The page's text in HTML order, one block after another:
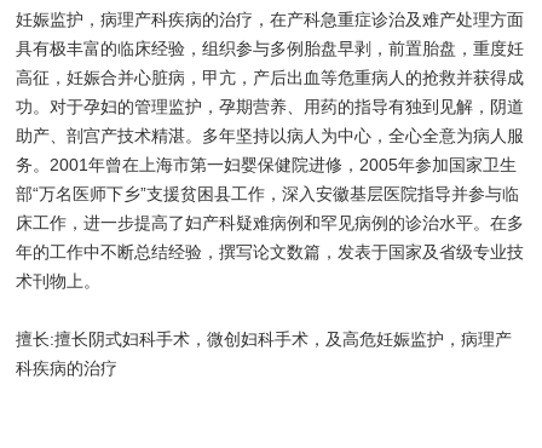
妊娠监护，病理产科疾病的治疗，在产科急重症诊治及难产处理方面
具有极丰富的临床经验，组织参与多例胎盘早剥，前置胎盘，重度妊
高征，妊娠合并心脏病，甲亢，产后出血等危重病人的抢救并获得成
功。对于孕妇的管理监护，孕期营养、用药的指导有独到见解，阴道
助产、剖宫产技术精湛。多年坚持以病人为中心，全心全意为病人服
务。2001年曾在上海市第一妇婴保健院进修，2005年参加国家卫生
部“万名医师下乡”支援贫困县工作，深入安徽基层医院指导并参与临
床工作，进一步提高了妇产科疑难病例和罕见病例的诊治水平。在多
年的工作中不断总结经验，撰写论文数篇，发表于国家及省级专业技
术刊物上。
擅长:擅长阴式妇科手术，微创妇科手术，及高危妊娠监护，病理产
科疾病的治疗